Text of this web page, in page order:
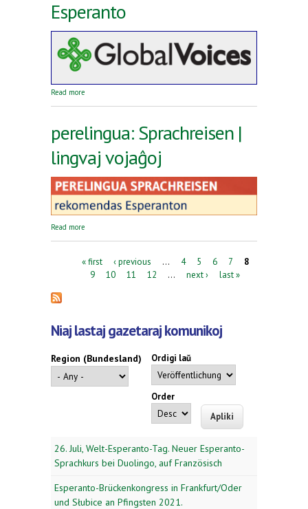
Esperanto
Read more
perelingua: Sprachreisen |
lingvaj vojaĝoj
Read more
Pages
« first ‹ previous … 4 5 6 7
8
9
10 11 12 … next › last »
Niaj lastaj gazetaraj komunikoj
Region (Bundesland) Ordigi laŭ
Order
26. Juli, Welt-Esperanto-Tag. Neuer Esperanto-
Sprachkurs bei Duolingo, auf Französisch
Esperanto-Brückenkongress in Frankfurt/Oder
und Słubice an Pfingsten 2021.